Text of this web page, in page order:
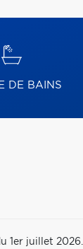
DE BAINS
1er juillet 2026.